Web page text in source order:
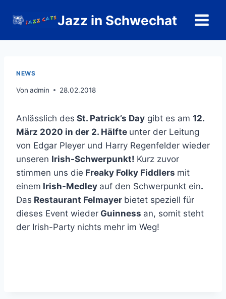
Inhalt
Jazz in Schwechat
NEWS
Von admin 28.02.2018
Anlässlich des St. Patrick’s Day gibt es am 12.
März 2020 in der 2. Hälfte unter der Leitung
von Edgar Pleyer und Harry Regenfelder wieder
unseren Irish-Schwerpunkt! Kurz zuvor
stimmen uns die Freaky Folky Fiddlers mit
einem Irish-Medley auf den Schwerpunkt ein.
Das Restaurant Felmayer bietet speziell für
dieses Event wieder Guinness an, somit steht
der Irish-Party nichts mehr im Weg!